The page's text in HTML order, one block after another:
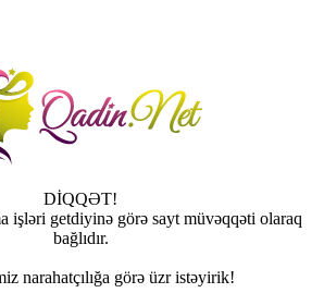
DİQQƏT!
işləri getdiyinə görə sayt müvəqqəti olaraq
bağlıdır.
narahatçılığa görə üzr istəyirik!